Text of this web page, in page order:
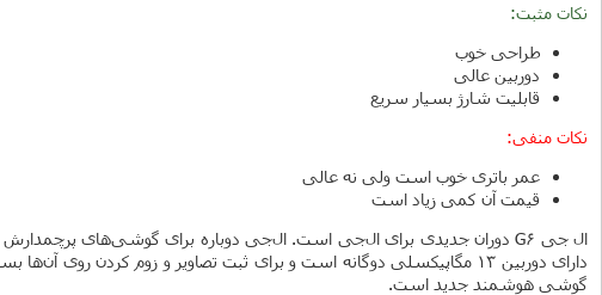
نکات مثبت:
طراحی خوب
دوربین عالی
قابلیت شارژ بسیار سریع
نکات منفی:
عمر باتری خوب است ولی نه عالی
قیمت آن کمی زیاد است
گوشی هوشمند جدید است.